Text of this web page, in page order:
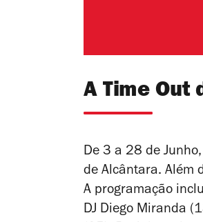
A Time Out
De 3 a 28 de
de Alcântara. Além
A programação
DJ Diego Miranda